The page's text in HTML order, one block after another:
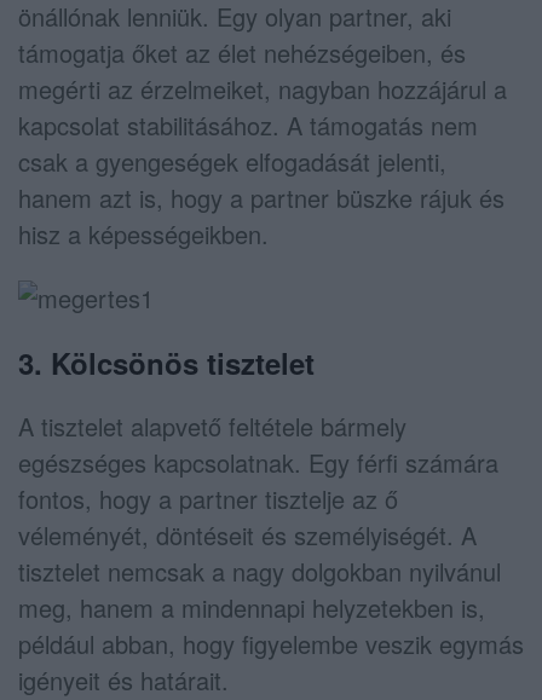
önállónak lenniük. Egy olyan partner, aki
támogatja őket az élet nehézségeiben, és
megérti az érzelmeiket, nagyban hozzájárul a
kapcsolat stabilitásához. A támogatás nem
csak a gyengeségek elfogadását jelenti,
hanem azt is, hogy a partner büszke rájuk és
hisz a képességeikben.
3. Kölcsönös tisztelet
A tisztelet alapvető feltétele bármely
egészséges kapcsolatnak. Egy férfi számára
fontos, hogy a partner tisztelje az ő
véleményét, döntéseit és személyiségét. A
tisztelet nemcsak a nagy dolgokban nyilvánul
meg, hanem a mindennapi helyzetekben is,
például abban, hogy figyelembe veszik egymás
igényeit és határait.